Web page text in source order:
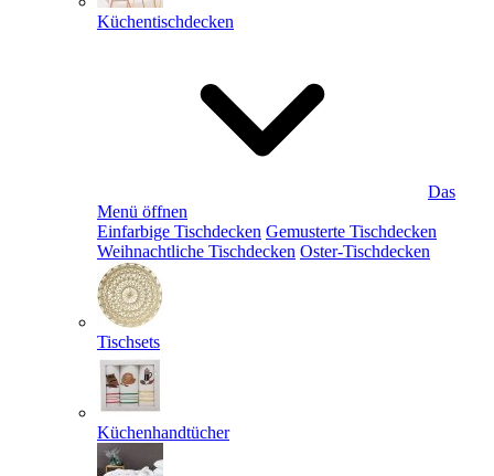
Küchentischdecken
Das
Menü öffnen
Einfarbige Tischdecken Gemusterte Tischdecken
Weihnachtliche Tischdecken Oster-Tischdecken
Tischsets
Küchenhandtücher